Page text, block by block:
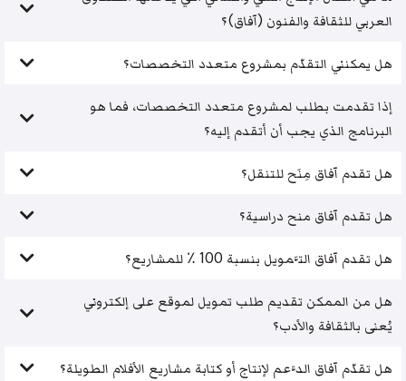
العربي للثقافة والفنون (آفاق)؟
هل يمكنني التقدّم بمشروع متعدد التخصصات؟
إذا تقدمت بطلب لمشروع متعدد التخصصات، فما هو
البرنامج الذي يجب أن أتقدم إليه؟
هل تقدم آفاق مِنَح للتنقل؟
هل تقدم آفاق منح دراسية؟
هل تقدم آفاق التَّمويل بنسبة 100 ٪ للمشاريع؟
هل من الممكن تقديم طلب تمويل لموقع على إلكتروني
يُعنى بالثقافة والأدب؟
هل تقدّم آفاق الدَّعم لإنتاج أو كتابة مشاريع الأفلام الطويلة؟